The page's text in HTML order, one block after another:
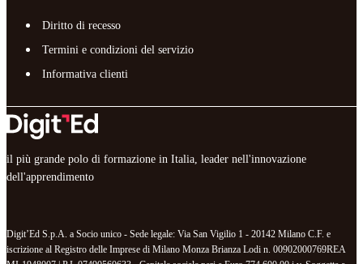
Diritto di recesso
Termini e condizioni del servizio
Informativa clienti
il più grande polo di formazione in Italia, leader nell'innovazione
dell'apprendimento
Digit’Ed S.p.A. a Socio unico - Sede legale: Via San Vigilio 1 - 20142 Milano C.F. e
iscrizione al Registro delle Imprese di Milano Monza Brianza Lodi n. 00902000769REA